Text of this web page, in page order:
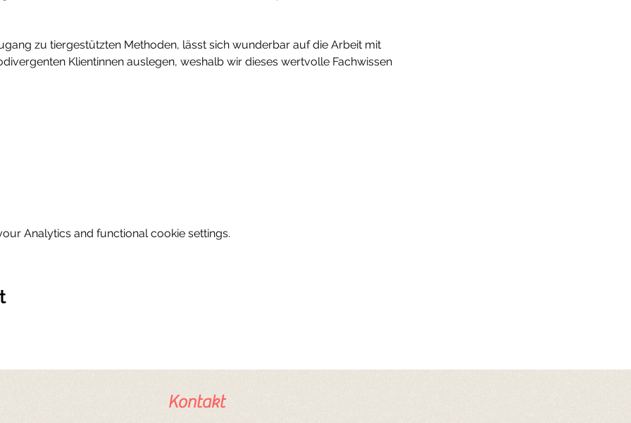
zu tiergestützten Methoden, lässt sich wunderbar auf die Arbeit mit
Klientinnen auslegen, weshalb wir dieses wertvolle Fachwissen
Analytics and functional cookie settings.
Kontakt